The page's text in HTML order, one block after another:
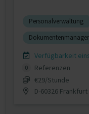
Personalverwaltung
Verfügbarkeit
0
Referenzen
€29/Stunde
D-60326 Frankfurt